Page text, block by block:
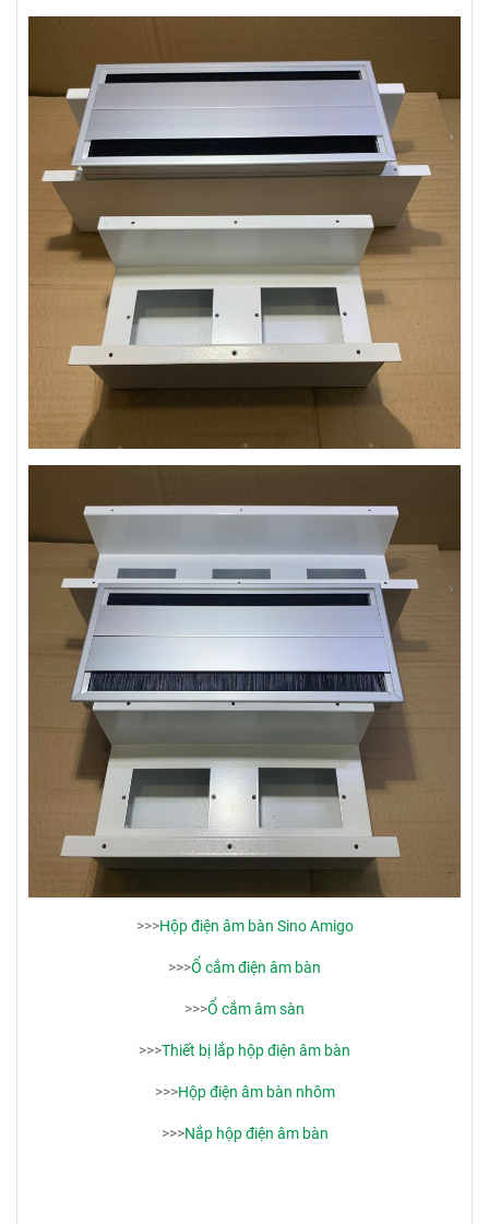
>>>Hộp điện âm bàn Sino Amigo
>>>Ổ cắm điện âm bàn
>>>Ổ cắm âm sàn
>>>Thiết bị lắp hộp điện âm bàn
>>>Hộp điện âm bàn nhôm
>>>Nắp hộp điện âm bàn